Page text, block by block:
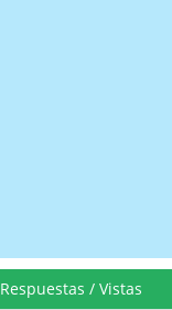
Respuestas / Vistas